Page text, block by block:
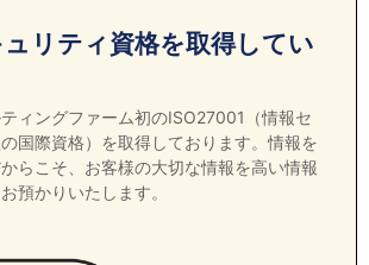
リティ資格を取得してい
ィングファーム初のISO27001（情報セ
国際資格）を取得しております。情報を
らこそ、お客様の大切な情報を高い情報
預かりいたします。